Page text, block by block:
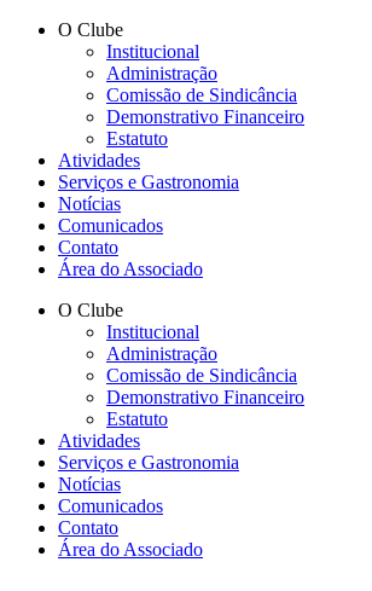
O Clube
Institucional
Administração
Comissão de Sindicância
Demonstrativo Financeiro
Estatuto
Atividades
Serviços e Gastronomia
Notícias
Comunicados
Contato
Área do Associado
O Clube
Institucional
Administração
Comissão de Sindicância
Demonstrativo Financeiro
Estatuto
Atividades
Serviços e Gastronomia
Notícias
Comunicados
Contato
Área do Associado